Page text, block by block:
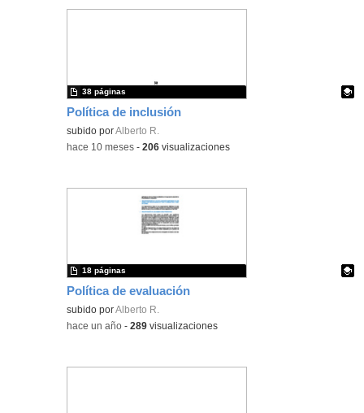
Política de inclusión
Contenido educativo.
subido porAlberto R.
38 páginas
-hace 10 meses -206 visualizaciones
Política de evaluación
Contenido educativo.
subido porAlberto R.
18 páginas
-hace un año -289 visualizaciones